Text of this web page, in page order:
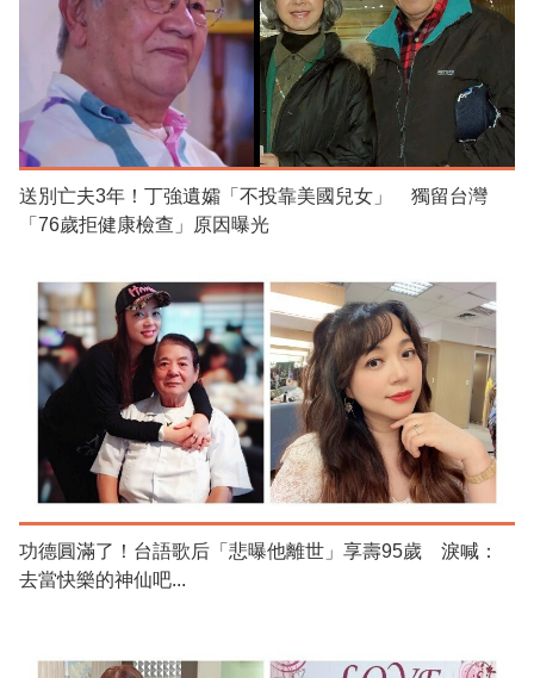
送別亡夫3年！丁強遺孀「不投靠美國兒女」 獨留台灣
「76歲拒健康檢查」原因曝光
功德圓滿了！台語歌后「悲曝他離世」享壽95歲 淚喊：
去當快樂的神仙吧...